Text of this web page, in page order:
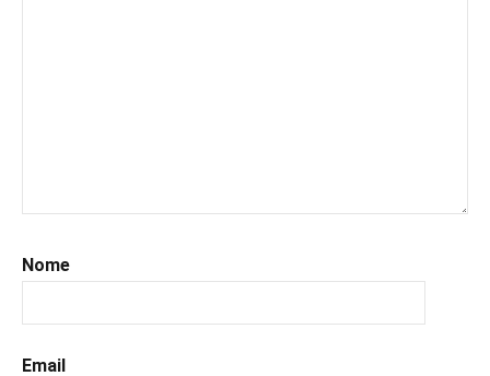
#prossimeuscitelibri
#romance,
#uncuoretrailibri
Nome
Email